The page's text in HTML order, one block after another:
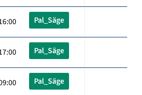
Pal_Säge
Pal_Säge
Pal_Säge